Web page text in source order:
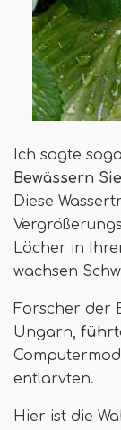
Ich sagte
Bewässern
Diese
Löcher in
wachsen
Forscher der
Ungarn,
entlarvten.
Hier ist die